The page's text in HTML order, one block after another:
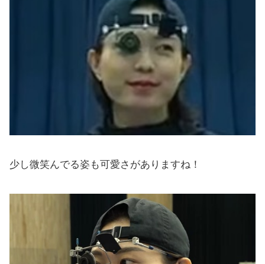
少し微笑んでる姿も可愛さがありますね！